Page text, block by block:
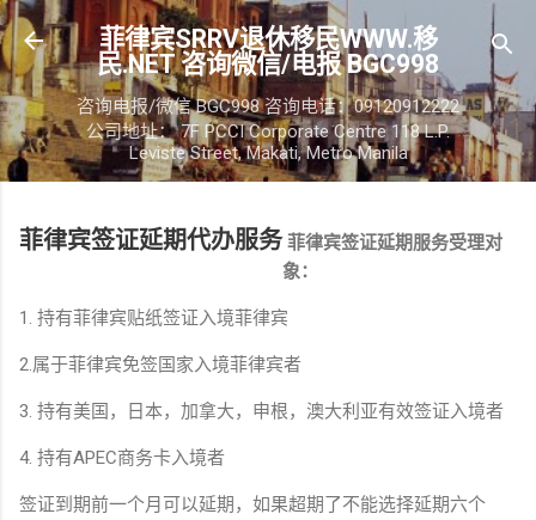
跳至主要内容
菲律宾SRRV退休移民WWW.移
民.NET 咨询微信/电报 BGC998
咨询电报/微信 BGC998 咨询电话：09120912222
公司地址： 7F PCCI Corporate Centre 118 L.P.
Leviste Street, Makati, Metro Manila
菲律宾签证延期代办服务 菲律宾签证延期服务受理对
象：
1. 持有菲律宾贴纸签证入境菲律宾
2.属于菲律宾免签国家入境菲律宾者
3. 持有美国，日本，加拿大，申根，澳大利亚有效签证入境者
4. 持有APEC商务卡入境者
签证到期前一个月可以延期，如果超期了不能选择延期六个